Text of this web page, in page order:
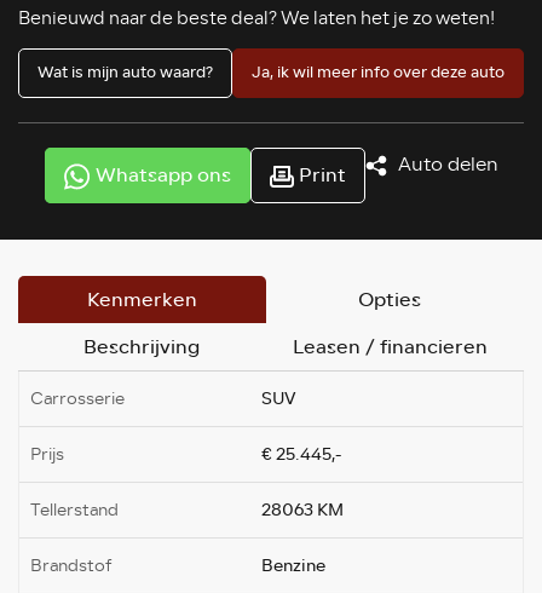
Benieuwd naar de beste deal? We laten het je zo weten!
Wat is mijn auto waard? Ja, ik wil meer info over deze auto
Whatsapp ons Print Auto delen
Kenmerken
Opties
Beschrijving
Leasen / financieren
Carrosserie SUV
Prijs € 25.445,-
Tellerstand 28063 KM
Brandstof Benzine